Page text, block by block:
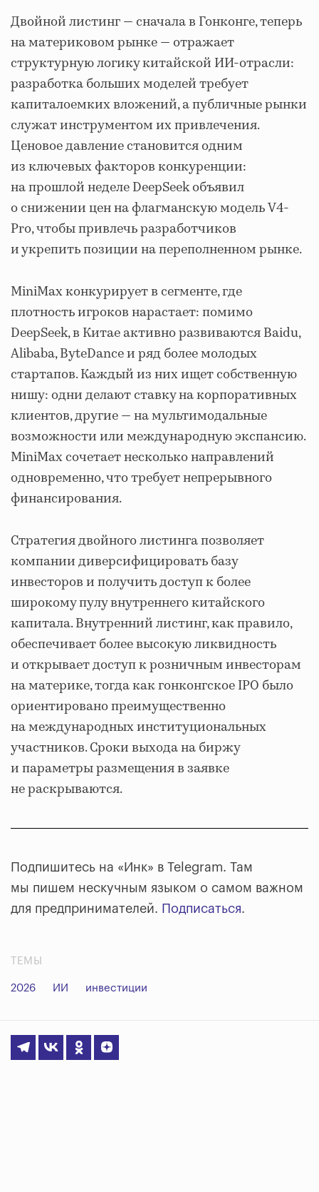
Двойной листинг — сначала в Гонконге, теперь
на материковом рынке — отражает
структурную логику китайской ИИ-отрасли:
разработка больших моделей требует
капиталоемких вложений, а публичные рынки
служат инструментом их привлечения.
Ценовое давление становится одним
из ключевых факторов конкуренции:
на прошлой неделе DeepSeek объявил
о снижении цен на флагманскую модель V4-
Pro, чтобы привлечь разработчиков
и укрепить позиции на переполненном рынке.
MiniMax конкурирует в сегменте, где
плотность игроков нарастает: помимо
DeepSeek, в Китае активно развиваются Baidu,
Alibaba, ByteDance и ряд более молодых
стартапов. Каждый из них ищет собственную
нишу: одни делают ставку на корпоративных
клиентов, другие — на мультимодальные
возможности или международную экспансию.
MiniMax сочетает несколько направлений
одновременно, что требует непрерывного
финансирования.
Стратегия двойного листинга позволяет
компании диверсифицировать базу
инвесторов и получить доступ к более
широкому пулу внутреннего китайского
капитала. Внутренний листинг, как правило,
обеспечивает более высокую ликвидность
и открывает доступ к розничным инвесторам
на материке, тогда как гонконгское IPO было
ориентировано преимущественно
на международных институциональных
участников. Сроки выхода на биржу
и параметры размещения в заявке
не раскрываются.
Подпишитесь на «Инк» в Telegram. Там
мы пишем нескучным языком о самом важном
для предпринимателей. Подписаться.
ТЕМЫ
2026 ИИ инвестиции